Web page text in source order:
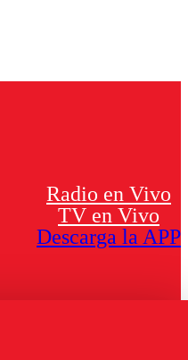
Radio en Vivo
TV en Vivo
Descarga la APP